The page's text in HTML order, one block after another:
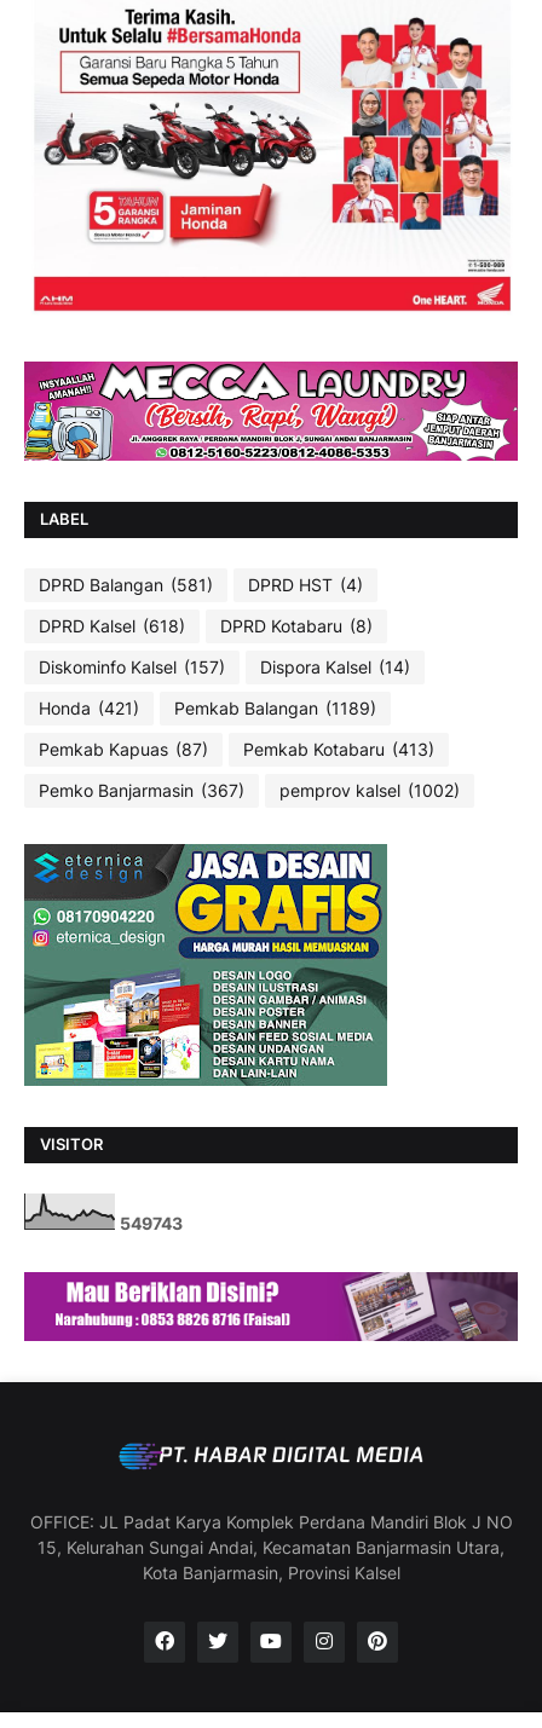
LABEL
DPRD Balangan (581) DPRD HST (4)
DPRD Kalsel (618) DPRD Kotabaru (8)
Diskominfo Kalsel (157) Dispora Kalsel (14)
Honda (421) Pemkab Balangan (1189)
Pemkab Kapuas (87) Pemkab Kotabaru (413)
Pemko Banjarmasin (367) pemprov kalsel (1002)
VISITOR
549743
OFFICE: JL Padat Karya Komplek Perdana Mandiri Blok J NO
15, Kelurahan Sungai Andai, Kecamatan Banjarmasin Utara,
Kota Banjarmasin, Provinsi Kalsel